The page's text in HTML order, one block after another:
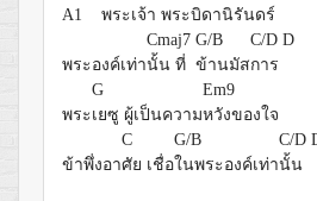
A1 พระเจ้า พระบิดานิรันดร์
Cmaj7 G/B C/D D
พระองค์เท่านั้น ที่ ข้านมัสการ
G
Em9
พระเยซู ผู้เป็นความหวังของใจ
C
G/B C/D
ข้าพึ่งอาศัย เชื่อในพระองค์เท่านั้น